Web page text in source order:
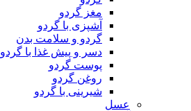
مغز گردو
آشپزی با گردو
گردو و سلامت بدن
دسر و پیش غذا با گردو
پوست گردو
روغن گردو
شیرینی با گردو
عسل